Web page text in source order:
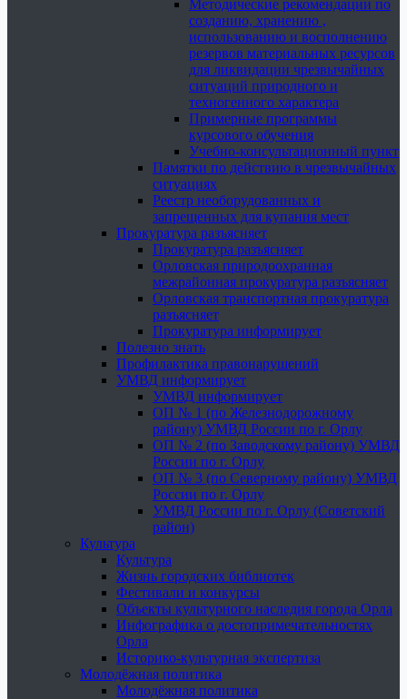
Методические рекомендации по
созданию, хранению ,
использованию и восполнению
резервов материальных ресурсов
для ликвидации чрезвычайных
ситуаций природного и
техногенного характера
Примерные программы
курсового обучения
Учебно-консультационный пункт
Памятки по действию в чрезвычайных
ситуациях
Реестр необорудованных и
запрещенных для купания мест
Прокуратура разъясняет
Прокуратура разъясняет
Орловская природоохранная
межрайонная прокуратура разъясняет
Орловская транспортная прокуратура
разъясняет
Прокуратура информирует
Полезно знать
Профилактика правонарушений
УМВД информирует
УМВД информирует
ОП № 1 (по Железнодорожному
району) УМВД России по г. Орлу
ОП № 2 (по Заводскому району) УМВД
России по г. Орлу
ОП № 3 (по Северному району) УМВД
России по г. Орлу
УМВД России по г. Орлу (Советский
район)
Культура
Культура
Жизнь городских библиотек
Фестивали и конкурсы
Объекты культурного наследия города Орла
Инфографика о достопримечательностях
Орла
Историко-культурная экспертиза
Молодёжная политика
Молодёжная политика